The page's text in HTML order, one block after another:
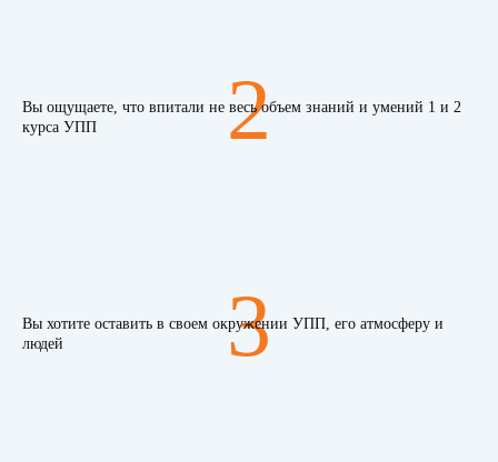
Вы ощущаете, что впитали не весь объем знаний и умений 1 и 2
курса УПП
2
Вы хотите оставить в своем окружении УПП, его атмосферу и
людей
3